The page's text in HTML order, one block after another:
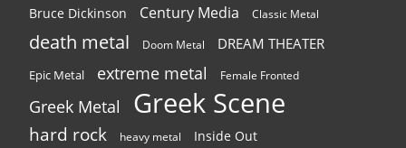
Bruce Dickinson Century Media Classic Metal
death metal Doom Metal DREAM THEATER
Epic Metal extreme metal Female Fronted
Greek Metal Greek Scene
hard rock heavy metal Inside Out